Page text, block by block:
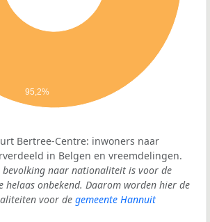
95,2%
Bertree-Centre: inwoners naar
in Belgen en vreemdelingen.
bevolking naar nationaliteit is voor de
helaas onbekend. Daarom worden hier de
voor de gemeente Hannuit